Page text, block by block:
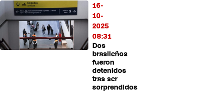
16-
10-
2025
08:31
Dos
brasileños
fueron
detenidos
tras ser
sorprendidos